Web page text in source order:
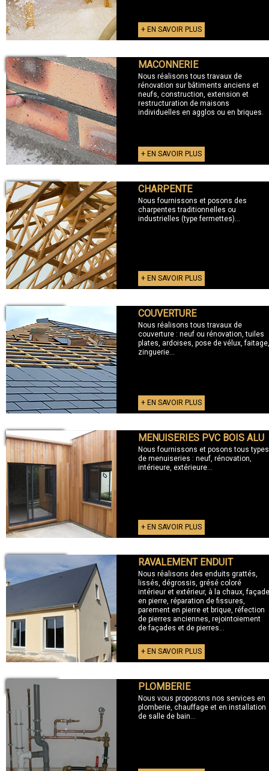
+ EN SAVOIR PLUS
+ MACONNERIE MACONNERIE
Nous réalisons tous travaux de
rénovation sur bâtiments anciens et
neufs, construction, extension et
restructuration de maisons
individuelles en agglos ou en briques.
+ EN SAVOIR PLUS
+ CHARPENTE CHARPENTE
Nous fournissons et posons des
charpentes traditionnelles ou
industrielles (type fermettes)...
+ EN SAVOIR PLUS
COUVERTURE
Nous réalisons tous travaux de
couverture : neuf ou rénovation, tuiles
plates, ardoises, pose de vélux, faitage,
zinguerie...
+ EN SAVOIR PLUS
+ MENUISERIES MENUISERIES PVC BOIS ALU
Nous fournissons et posons tous types
de menuiseries : neuf, rénovation,
intérieure, extérieure...
+ EN SAVOIR PLUS
RAVALEMENT ENDUIT
Nous réalisons des enduits grattés,
lissés, dégrossis, grésé coloré
intérieur et extérieur, à la chaux, façade
en pierre, réparation de fissures,
parement en pierre et brique, réfection
de pierres anciennes, rejointoiement
de façades et de pierres...
+ EN SAVOIR PLUS
+ PLOMBERIE PLOMBERIE
Nous vous proposons nos services en
plomberie, chauffage et en installation
de salle de bain...